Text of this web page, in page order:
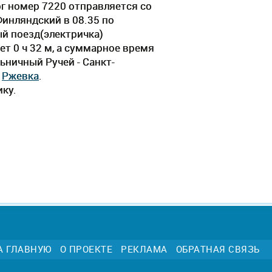
номер 7220 отправляется со
в 08.35 по
поезд(электричка)
0 ч 32 м, а суммарное время
Ручей - Санкт-
Ржевка.
ГЛАВНУЮ О ПРОЕКТЕ РЕКЛАМА ОБРАТНАЯ СВЯЗЬ